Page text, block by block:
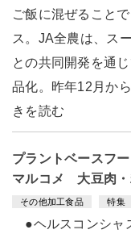
ご飯に混ぜること
ス。JA全農は、ス
との共同開発を通
品化。昨年12月か
きを読む
プラントベースフ
マルコメ 大豆肉・
その他加工食品 特集
●ヘルスコンシ